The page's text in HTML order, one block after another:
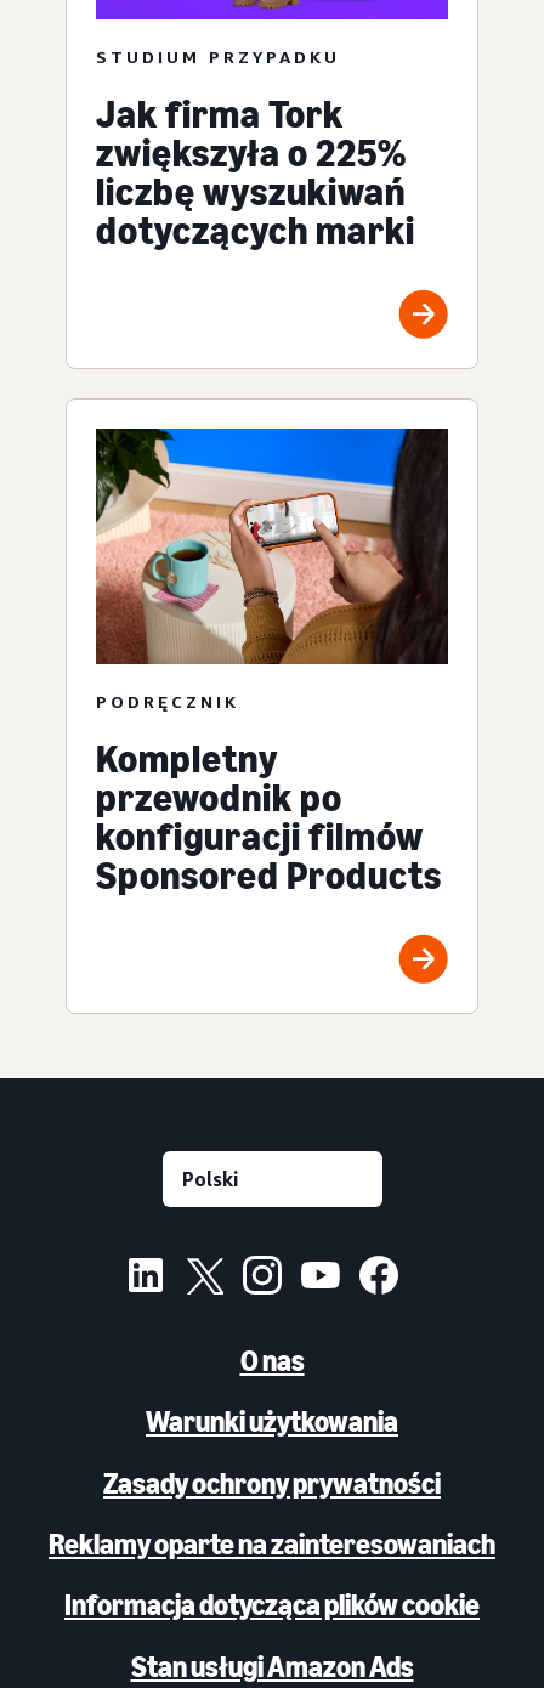
STUDIUM PRZYPADKU
Jak firma Tork
zwiększyła o 225%
liczbę wyszukiwań
dotyczących marki
PODRĘCZNIK
Kompletny
przewodnik po
konfiguracji filmów
Sponsored Products
O nas
Warunki użytkowania
Zasady ochrony prywatności
Reklamy oparte na zainteresowaniach
Informacja dotycząca plików cookie
Stan usługi Amazon Ads